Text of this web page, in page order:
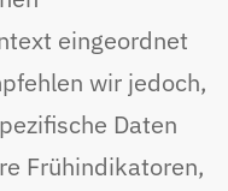
eingeordnet
wir jedoch,
Daten
Frühindikatoren,